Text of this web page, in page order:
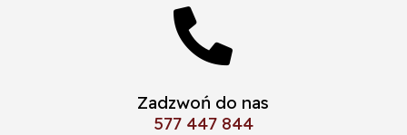

Zadzwoń do nas
577 447 844